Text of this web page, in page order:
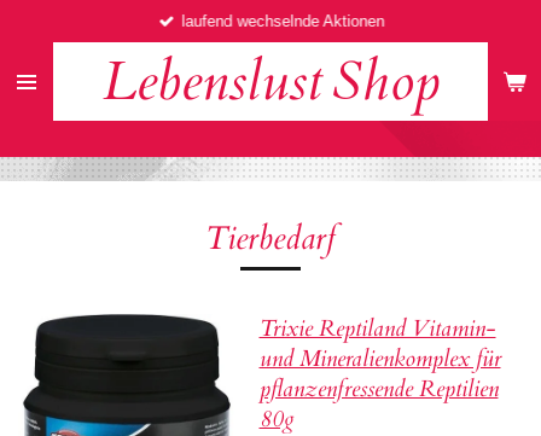
springen
LebenslustShop
laufend wechselnde Aktionen
Tierbedarf
Trixie Reptiland Vitamin-
und Mineralienkomplex für
pflanzenfressende Reptilien
80g